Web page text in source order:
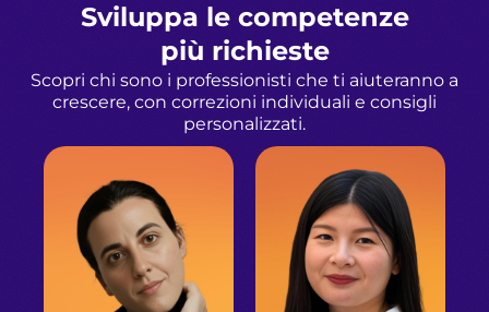
Sviluppa le competenze
più richieste
Scopri chi sono i professionisti che ti aiuteranno a
crescere, con correzioni individuali e consigli
personalizzati.